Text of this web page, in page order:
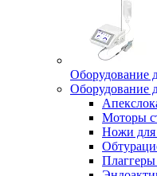
Оборудование
Оборудование
Моторы
Ножи для
Плаггеры